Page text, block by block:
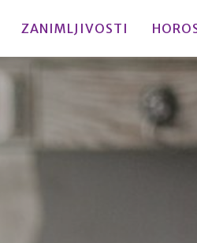
ZANIMLJIVOSTI